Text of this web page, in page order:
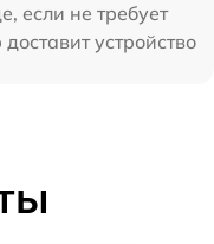
если не требует
устройство